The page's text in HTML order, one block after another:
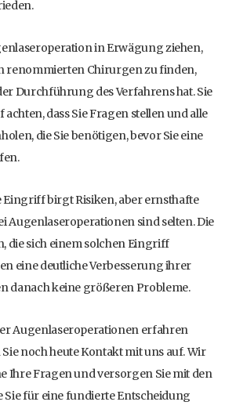
in Erwägung ziehen,
renommierten Chirurgen zu finden,
Durchführung des Verfahrens hat. Sie
achten, dass Sie Fragen stellen und alle
die Sie benötigen, bevor Sie eine
Eingriff birgt Risiken, aber ernsthafte
Augenlaseroperationen sind selten. Die
die sich einem solchen Eingriff
eine deutliche Verbesserung ihrer
danach keine größeren Probleme.
Augenlaseroperationen erfahren
noch heute Kontakt mit uns auf. Wir
Ihre Fragen und versorgen Sie mit den
für eine fundierte Entscheidung